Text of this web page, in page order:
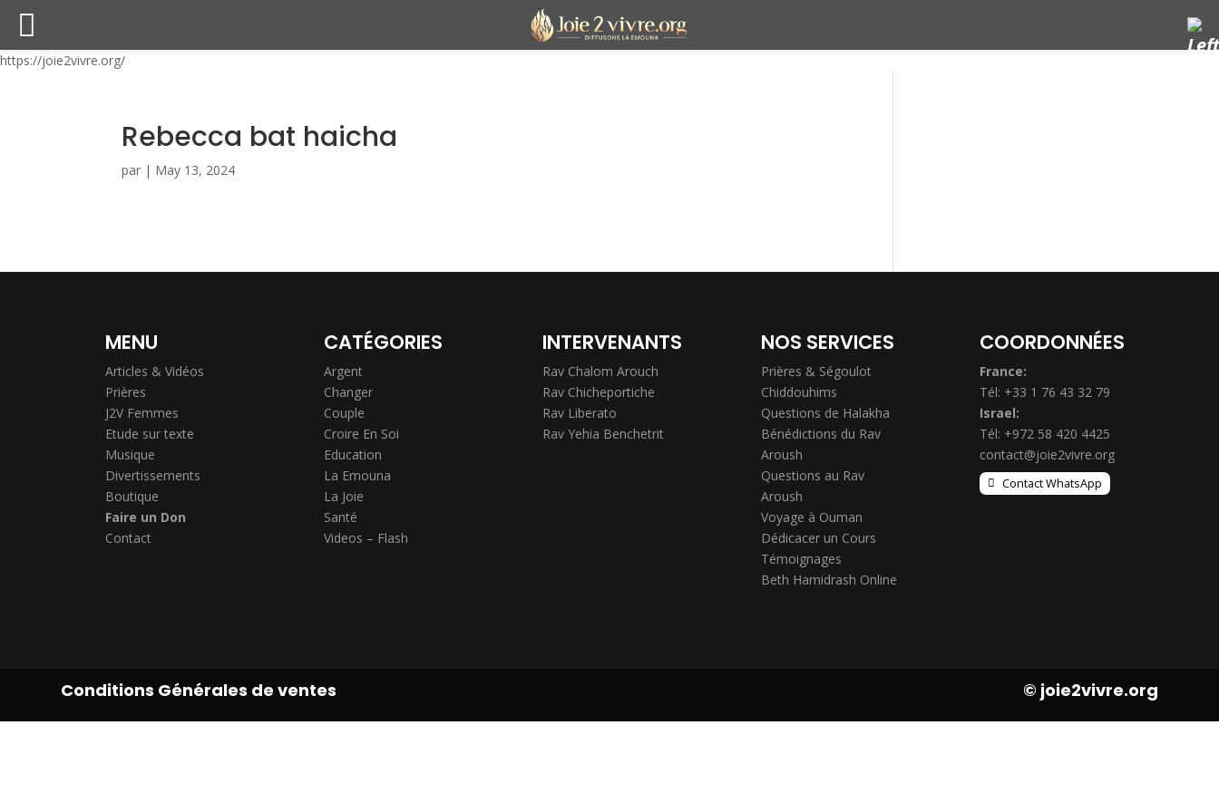
https://joie2vivre.org/
Rebecca bat haicha
par | May 13, 2024
MENU
Articles & Vidéos
Prières
J2V Femmes
Etude sur texte
Musique
Divertissements
Boutique
Faire un Don
Contact
CATÉGORIES
Argent
Changer
Couple
Croire En Soi
Education
La Emouna
La Joie
Santé
Videos – Flash
INTERVENANTS
Rav Chalom Arouch
Rav Chicheportiche
Rav Liberato
Rav Yehia Benchetrit
NOS SERVICES
Prières & Ségoulot
Chiddouhims
Questions de Halakha
Bénédictions du Rav
Aroush
Questions au Rav
Aroush
Voyage à Ouman
Dédicacer un Cours
Témoignages
Beth Hamidrash Online
COORDONNÉES
France:
Tél: +33 1 76 43 32 79
Israel:
Tél: +972 58 420 4425
contact@joie2vivre.org
Contact WhatsApp
Conditions Générales de ventes © joie2vivre.org